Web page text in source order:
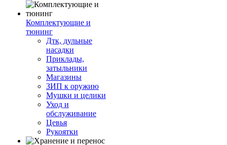
Комплектующие и
тюнинг
Дтк, дульные
насадки
Приклады,
затыльники
Магазины
ЗИП к оружию
Мушки и целики
Уход и
обслуживание
Цевья
Рукоятки